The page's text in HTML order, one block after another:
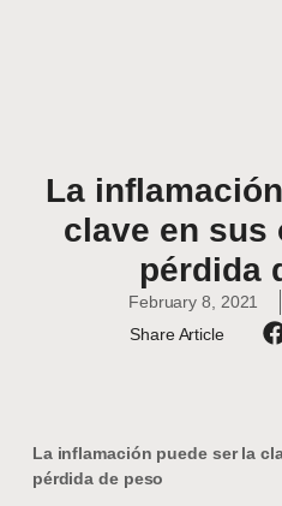
La
clave en sus
pérdida
February 8, 2021
Share Article
La inflamación puede ser la
pérdida de peso